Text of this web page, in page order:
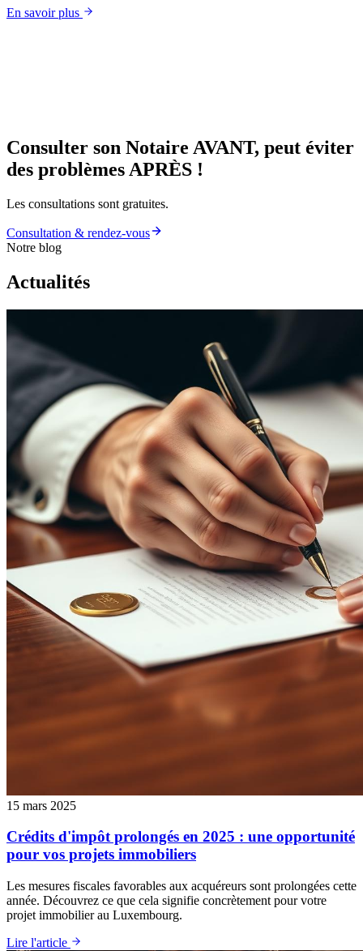
En savoir plus
Consulter son Notaire AVANT, peut éviter
des problèmes APRÈS !
Les consultations sont gratuites.
Consultation & rendez-vous
Notre blog
Actualités
15 mars 2025
Crédits d'impôt prolongés en 2025 : une opportunité
pour vos projets immobiliers
Les mesures fiscales favorables aux acquéreurs sont prolongées cette
année. Découvrez ce que cela signifie concrètement pour votre
projet immobilier au Luxembourg.
Lire l'article